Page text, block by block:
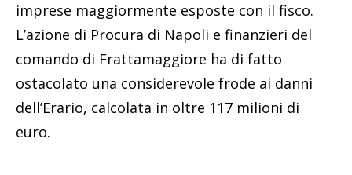
imprese maggiormente esposte con il fisco.
L’azione di Procura di Napoli e finanzieri del
comando di Frattamaggiore ha di fatto
ostacolato una considerevole frode ai danni
dell’Erario, calcolata in oltre 117 milioni di
euro.